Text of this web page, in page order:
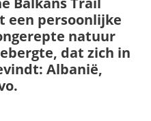
een persoonlijke
natuur
dat zich in
Albanië,